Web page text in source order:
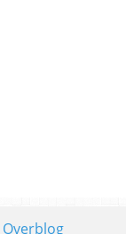
Overblog